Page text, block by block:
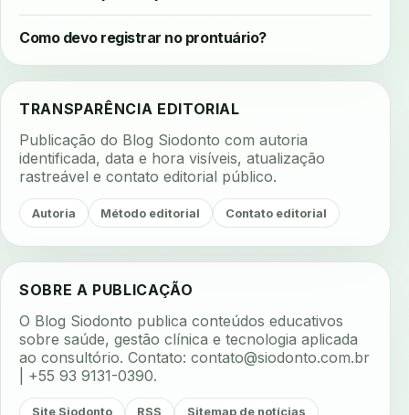
Como devo registrar no prontuário?
TRANSPARÊNCIA EDITORIAL
Publicação do Blog Siodonto com autoria
identificada, data e hora visíveis, atualização
rastreável e contato editorial público.
Autoria Método editorial Contato editorial
SOBRE A PUBLICAÇÃO
O Blog Siodonto publica conteúdos educativos
sobre saúde, gestão clínica e tecnologia aplicada
ao consultório. Contato: contato@siodonto.com.br
| +55 93 9131-0390.
Site Siodonto RSS Sitemap de notícias